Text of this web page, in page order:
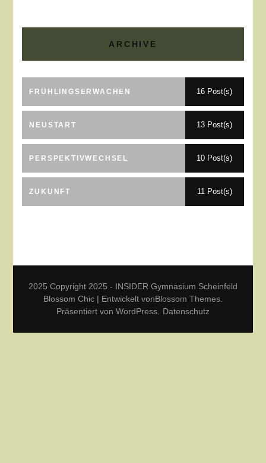
ARCHIVE
FRÜHLINGSERWACHEN 16 Post(s)
NEUSTART 13 Post(s)
PERSPEKTIVWECHSEL 10 Post(s)
ZUKUNFT 11 Post(s)
2025 Copyright 2025 - INSIDER Gymnasium Scheinfeld
Blossom Chic | Entwickelt vonBlossom Themes.
Präsentiert von WordPress. Datenschutz